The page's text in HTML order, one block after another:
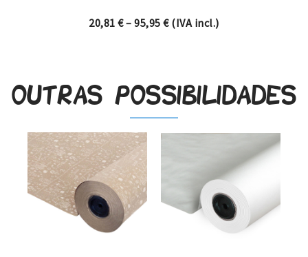
20,81€– 95,95€Price range: 20,81 €
(IVA incl.)
Outras possibilidades